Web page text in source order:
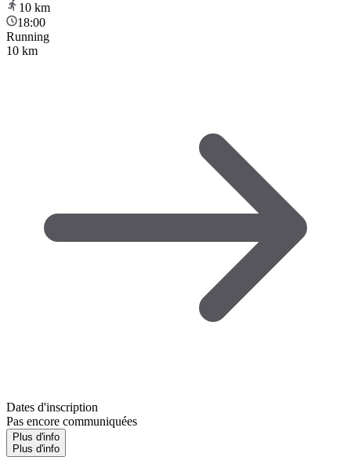
10 km
18:00
Running
10 km
Dates d'inscription
Pas encore communiquées
Plus d'info
Plus d'info